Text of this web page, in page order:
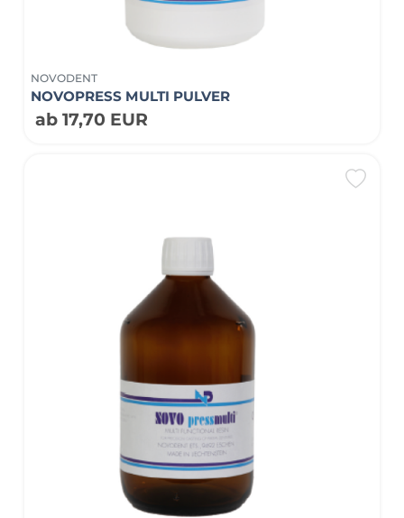
NOVODENT
NOVOPRESS MULTI PULVER
ab 17,70 EUR